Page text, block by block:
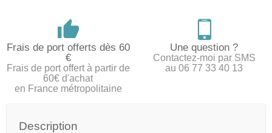
Frais de port offerts dès 60
€
Frais de port offert à partir de
60€ d'achat
en France métropolitaine
Une question ?
Contactez-moi par SMS
au 06 77 33 40 13
Description